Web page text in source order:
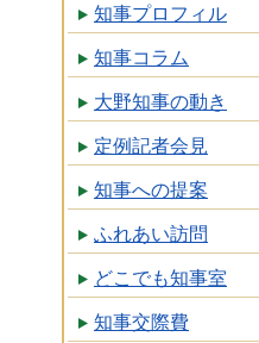
知事プロフィル
知事コラム
大野知事の動き
定例記者会見
知事への提案
ふれあい訪問
どこでも知事室
知事交際費